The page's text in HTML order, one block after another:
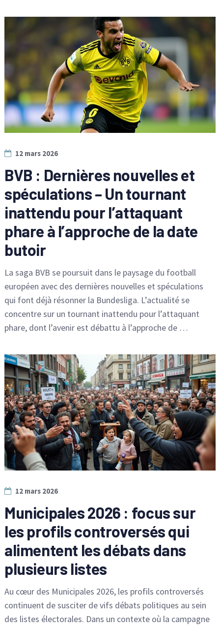
12 mars 2026
BVB : Dernières nouvelles et
spéculations – Un tournant
inattendu pour l’attaquant
phare à l’approche de la date
butoir
La saga BVB se poursuit dans le paysage du football
européen avec des dernières nouvelles et spéculations
qui font déjà résonner la Bundesliga. L’actualité se
concentre sur un tournant inattendu pour l’attaquant
phare, dont l’avenir est débattu à l’approche de …
12 mars 2026
Municipales 2026 : focus sur
les profils controversés qui
alimentent les débats dans
plusieurs listes
Au cœur des Municipales 2026, les profils controversés
continuent de susciter de vifs débats politiques au sein
des listes électorales. Dans un contexte où la campagne